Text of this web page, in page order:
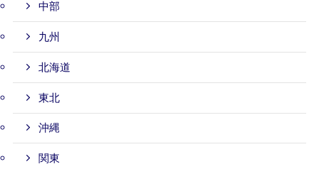
中部
九州
北海道
東北
沖縄
関東